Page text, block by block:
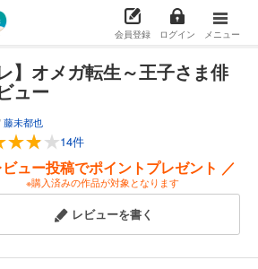
会員登録 ログイン メニュー
】オメガ転生～王子さま俳
ュー
藤未都也
14件
ビュー投稿でポイントプレゼント ／
※購入済みの作品が対象となります
レビューを書く